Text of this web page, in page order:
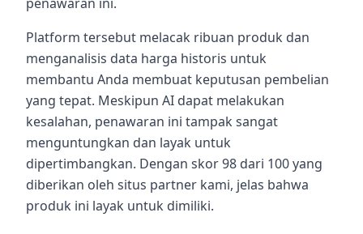
Platform tersebut melacak ribuan produk dan
menganalisis data harga historis untuk
membantu Anda membuat keputusan pembelian
yang tepat. Meskipun AI dapat melakukan
kesalahan, penawaran ini tampak sangat
menguntungkan dan layak untuk
dipertimbangkan. Dengan skor 98 dari 100 yang
diberikan oleh situs partner kami, jelas bahwa
produk ini layak untuk dimiliki.